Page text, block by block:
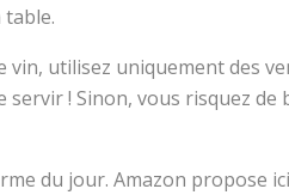
utilisez uniquement des
! Sinon, vous risquez de
du jour. Amazon propose